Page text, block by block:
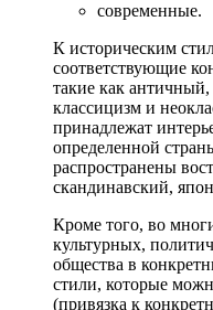
современные.
К историческим
соответствующие
такие как
классицизм и
принадлежат
определенной
распространены
скандинавский,
Кроме того, во
культурных,
общества в
стили, которые
(привязка к